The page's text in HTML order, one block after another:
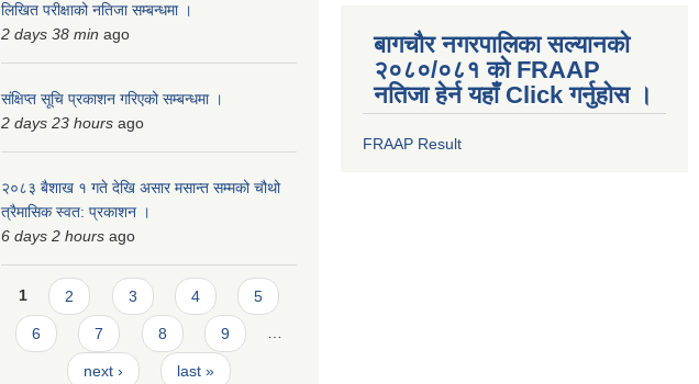
लिखित परीक्षाको नतिजा सम्बन्धमा ।
2 days 38 min ago
संक्षिप्त सूचि प्रकाशन गरिएको सम्बन्धमा ।
2 days 23 hours ago
२०८३ बैशाख १ गते देखि असार मसान्त सम्मको चौथो
त्रैमासिक स्वत: प्रकाशन ।
6 days 2 hours ago
Pages
1 2 3 4 5
6 7 8 9 …
next › last »
बागचौर नगरपालिका सल्यानको
२०८०/०८१ को FRAAP
नतिजा हेर्न यहाँ Click गर्नुहोस ।
FRAAP Result